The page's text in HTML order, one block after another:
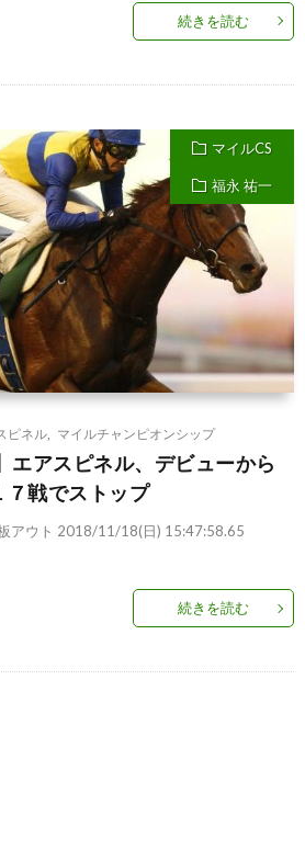
続きを読む
マイルCS
福永 祐一
ピネル マイルチャンピオンシップ
エアスピネル、デビューから
戦でストップ
アウト 2018/11/18(日) 15:47:58.65
続きを読む